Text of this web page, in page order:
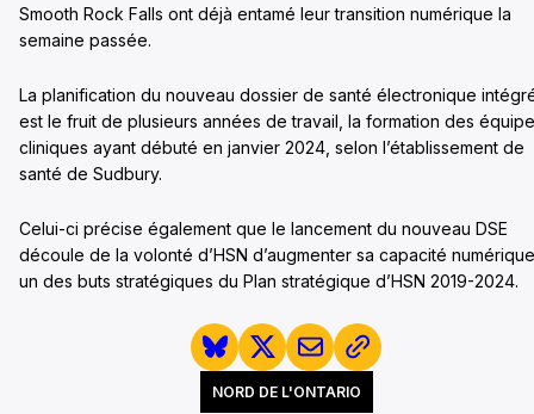
Smooth Rock Falls ont déjà entamé leur transition numérique la
semaine passée.
La planification du nouveau dossier de santé électronique
est le fruit de plusieurs années de travail, la formation des
cliniques ayant débuté en janvier 2024, selon l’établissement de
santé de Sudbury.
Celui-ci précise également que le lancement du nouveau DSE
découle de la volonté d’HSN d’augmenter sa capacité
un des buts stratégiques du Plan stratégique d’HSN 2019-2024.
NORD DE L'ONTARIO